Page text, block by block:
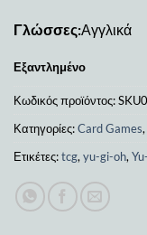
Γλώσσες:Αγγλικά
Εξαντλημένο
Κωδικός προϊόντος:
Κατηγορίες:Card Games,
Ετικέτες:tcg, yu-gi-oh,